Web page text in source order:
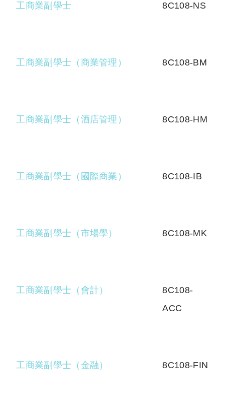
工商業副學士 8C108-NS
工商業副學士（商業管理） 8C108-BM
工商業副學士（酒店管理） 8C108-HM
工商業副學士（國際商業） 8C108-IB
工商業副學士（市場學） 8C108-MK
工商業副學士（會計）
8C108-
ACC
工商業副學士（金融） 8C108-FIN